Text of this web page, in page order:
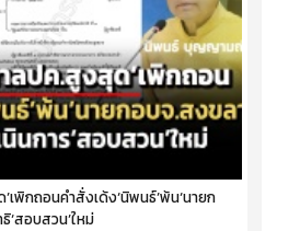
เพิกถอนคำสั่งเด้ง‘นิพนธ์’พ้น‘นายก
สอบสวน’ใหม่